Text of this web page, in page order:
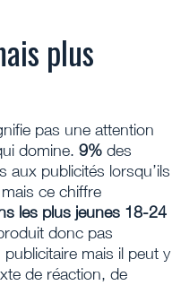
plus
pas une attention
domine. 9% des
aux publicités lorsqu’ils
ce chiffre
les plus jeunes 18-24
donc pas
mais il peut y
de réaction, de